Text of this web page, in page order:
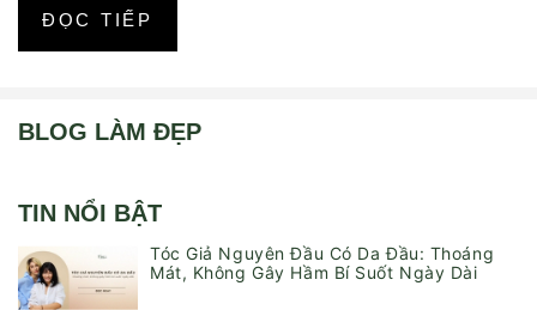
ĐỌC TIẾP
BLOG LÀM ĐẸP
TIN NỔI BẬT
Tóc Giả Nguyên Đầu Có Da Đầu: Thoáng
Mát, Không Gây Hầm Bí Suốt Ngày Dài